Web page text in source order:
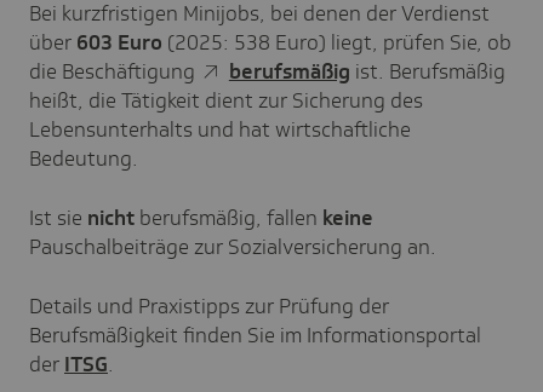
Bei kurzfristigen Minijobs, bei denen der Verdienst
über 603 Euro (2025: 538 Euro) liegt, prüfen Sie, ob
die Beschäftigung
berufsmäßig ist. Berufsmäßig
heißt, die Tätigkeit dient zur Sicherung des
Lebensunterhalts und hat wirtschaftliche
Bedeutung.
Ist sie nicht berufsmäßig, fallen keine
Pauschalbeiträge zur Sozialversicherung an.
Details und Praxistipps zur Prüfung der
Berufsmäßigkeit finden Sie im Informationsportal
der ITSG.